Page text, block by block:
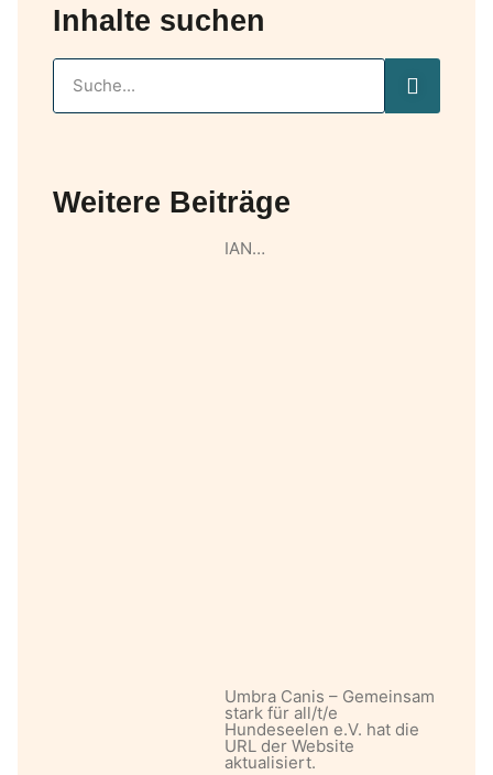
Inhalte suchen
Weitere Beiträge
IAN…
Umbra Canis – Gemeinsam
stark für all/t/e
Hundeseelen e.V. hat die
URL der Website
aktualisiert.